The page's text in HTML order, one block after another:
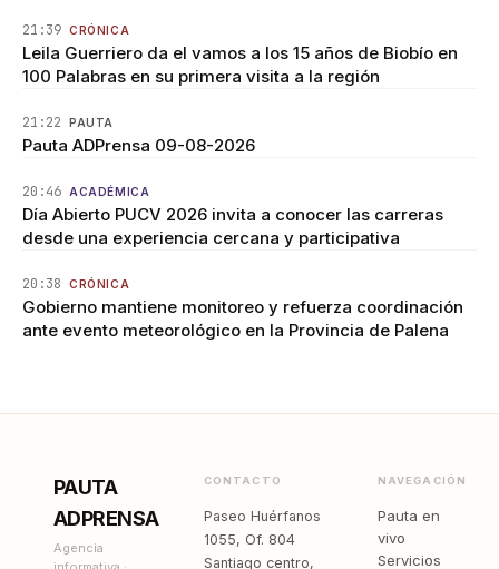
21:39 CRÓNICA
Leila Guerriero da el vamos a los 15 años de Biobío en
100 Palabras en su primera visita a la región
21:22 PAUTA
Pauta ADPrensa 09-08-2026
20:46 ACADÉMICA
Día Abierto PUCV 2026 invita a conocer las carreras
desde una experiencia cercana y participativa
20:38 CRÓNICA
Gobierno mantiene monitoreo y refuerza coordinación
ante evento meteorológico en la Provincia de Palena
PAUTA
ADPRENSA
Agencia
CONTACTO
Paseo Huérfanos
1055, Of. 804
Santiago centro,
NAVEGACIÓN
Pauta en
vivo
Servicios